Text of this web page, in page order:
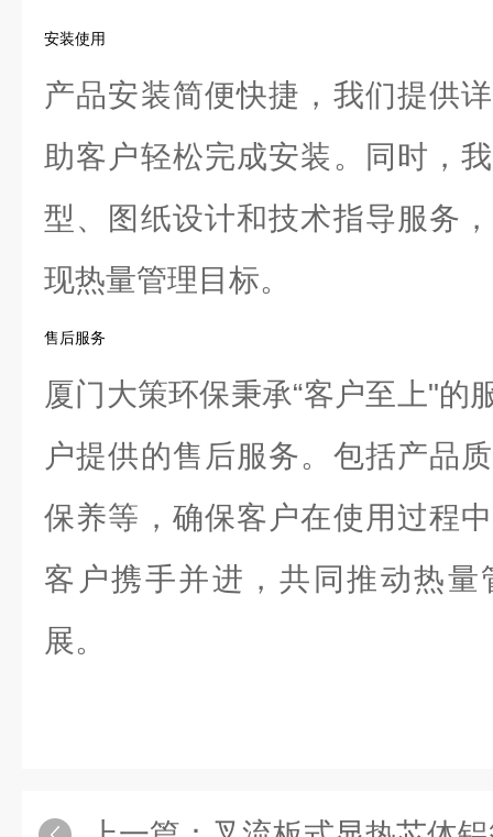
安装使用
产品安装简便快捷，我们提供
助客户轻松完成安装。同时，
型、图纸设计和技术指导服务
现热量管理目标。
售后服务
厦门大策环保秉承“客户至上"的
户提供的售后服务。包括产品
保养等，确保客户在使用过程
客户携手并进，共同推动热
展。